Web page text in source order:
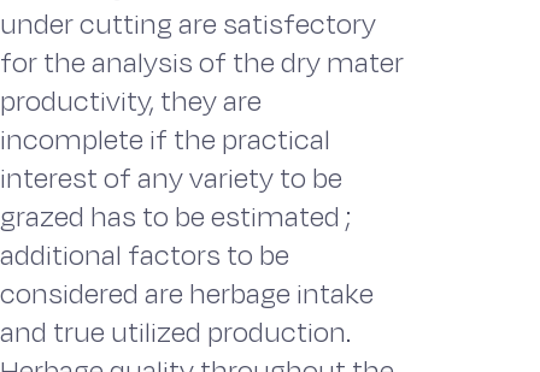
under cutting are satisfectory
for the analysis of the dry mater
productivity, they are
incomplete if the practical
interest of any variety to be
grazed has to be estimated ;
additional factors to be
considered are herbage intake
and true utilized production.